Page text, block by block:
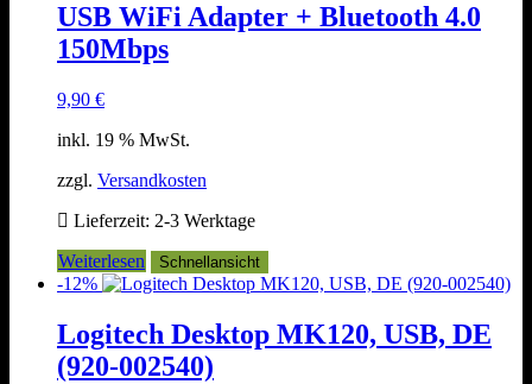
USB WiFi Adapter + Bluetooth 4.0
150Mbps
9,90 €
inkl. 19 % MwSt.
zzgl. Versandkosten
Lieferzeit: 2-3 Werktage
Weiterlesen
Schnellansicht
-12%
Logitech Desktop MK120, USB, DE
(920-002540)